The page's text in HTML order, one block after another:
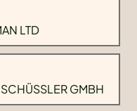
LTD
GMBH